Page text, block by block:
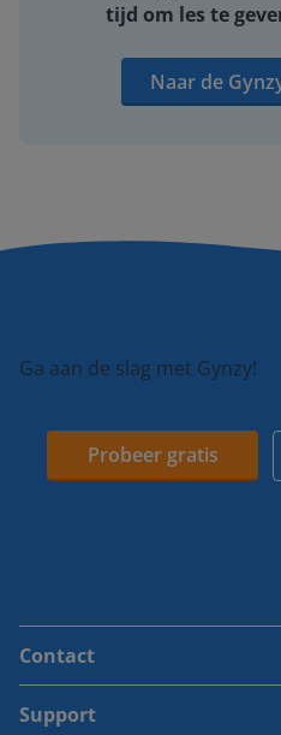
tijd om les te
Naar de
Ga aan de slag met Gynzy!
Probeer gratis
Contact
Support